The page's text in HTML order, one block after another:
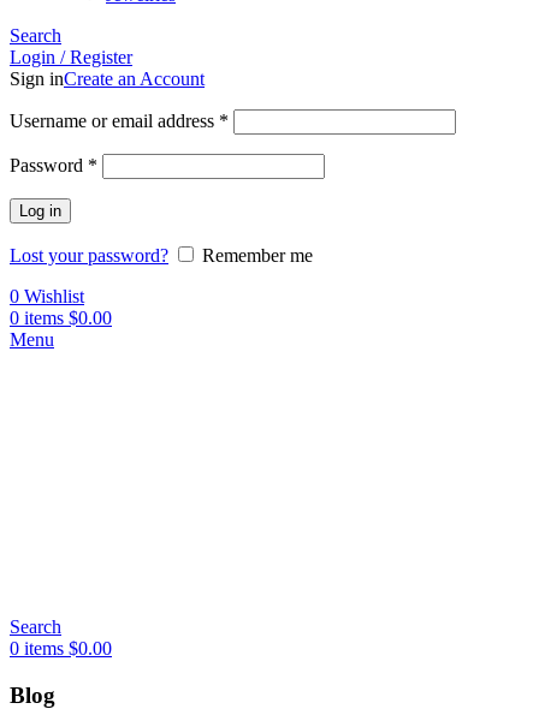
Search
Login / Register
Sign inCreate an Account
Username or email address *
Password *
Log in
Lost your password?
Remember me
0 Wishlist
0 items $0.00
Menu
Search
0 items $0.00
Blog